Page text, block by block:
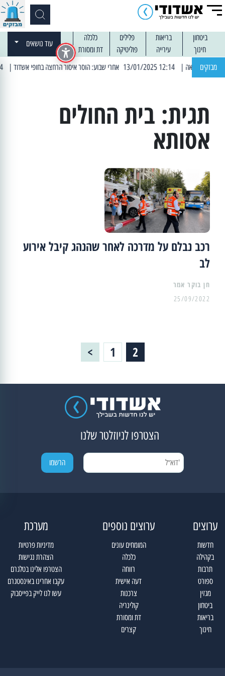
ביטחון בריאות פלילים
כלכלה
חינוך
עירייה פוליטיקה דת ומסורת
עוד נושאים
מבזקים | 12:14 13/01/2025 אחרי שבוע: הוסר איסור הרחצה בחופי אשדוד | 13:04 14/01/2025 עובדים בלילות: עבודות קרצוף וריבוד אספלט
תגית: בית החולים
אסותא
רכב נבלם על מדרכה לאחר שהנהג קיבל אירוע
לב
25/09/2022
Posts
pagination
>
Page
1
Page
2
הצטרפו לניוזלטר שלנו
ערוצים
חדשות
בקהילה
תרבות
ספורט
מגזין
ביטחון
בריאות
חינוך
ערוצים נוספים
המומחים עונים
כלכלה
רווחה
דעה אישית
צרכנות
קולינריה
דת ומסורת
קצרים
מערכת
מדיניות פרטיות
הצהרת נגישות
הצטרפו אלינו בטלגרם
עקבו אחרינו באינסטגרם
עשו לנו לייק בפייסבוק